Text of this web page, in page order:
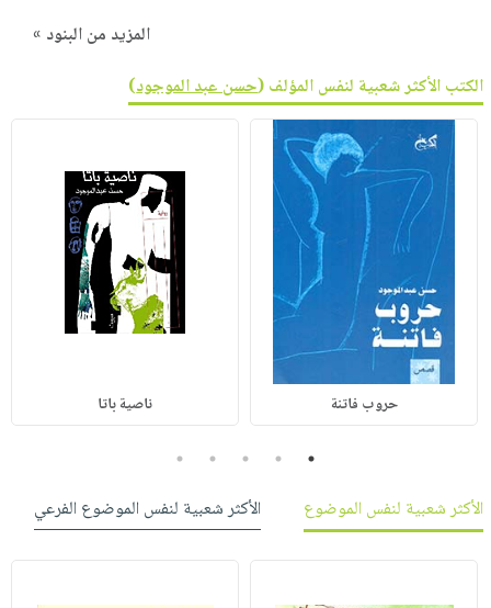
المزيد من البنود »
الكتب الأكثر شعبية لنفس المؤلف (حسن عبد الموجود)
حروب فاتنة ناصية باتا
1
2
3
4
5
الأكثر شعبية لنفس الموضوع
الأكثر شعبية لنفس الموضوع الفرعي